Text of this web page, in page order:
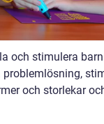
och stimulera
och storlekar